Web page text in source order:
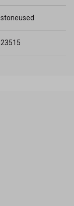
stoneused
23515